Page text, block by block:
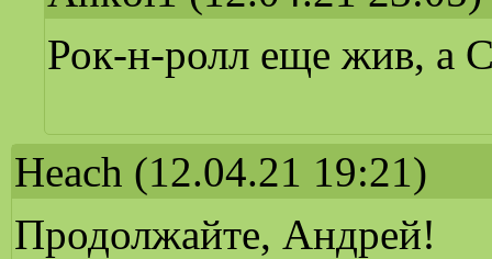
Рок-н-ролл еще жив, а
Heach (12.04.21 19:21)
Продолжайте, Андрей!